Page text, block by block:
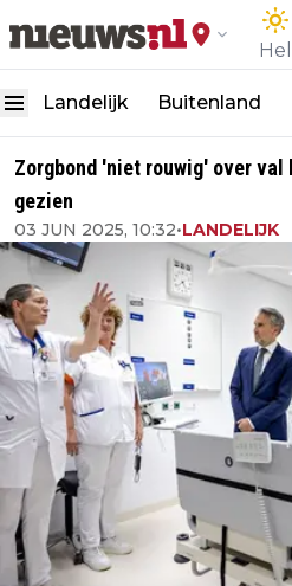
Landelijk Buitenland
Zorgbond 'niet rouwig' over
gezien
03 JUN 2025, 10:32•LANDELIJK